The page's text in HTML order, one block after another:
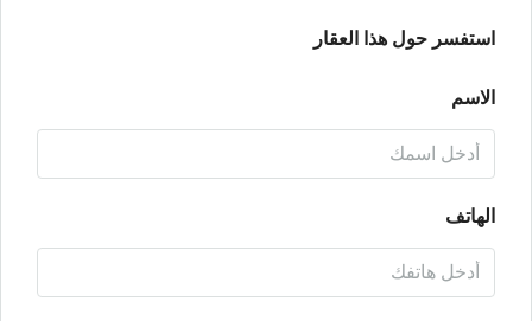
استفسر حول هذا العقار
الاسم
الهاتف